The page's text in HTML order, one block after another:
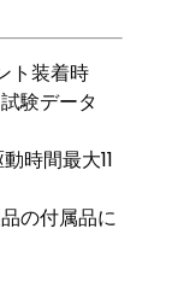
ト装着時
験データ
時間最大11
の付属品に